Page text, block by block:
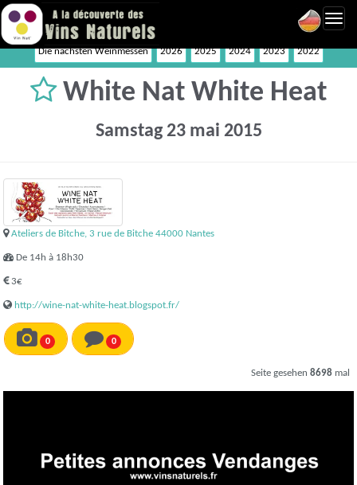
Die nächsten Weinmessen 2026 2025 2024 2023 2022
White Nat White Heat
Samstag 23 mai 2015
Ateliers de Bitche, 3 rue de Bitche 44000 Nantes
De 14h à 18h30
3€
http://wine-nat-white-heat.blogspot.fr/
0 0
Seite gesehen 8698 mal